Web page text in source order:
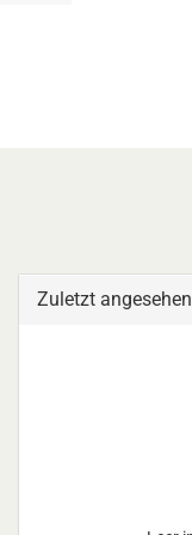
Zuletzt angesehen